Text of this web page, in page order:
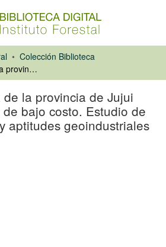
Colección Biblioteca
La roca fosfórica de la provincia de Jujui como fertilizante de bajo costo. Estudio de potencialidades y aptitudes geoindustriales
la provincia de Jujui
bajo costo. Estudio de
aptitudes geoindustriales